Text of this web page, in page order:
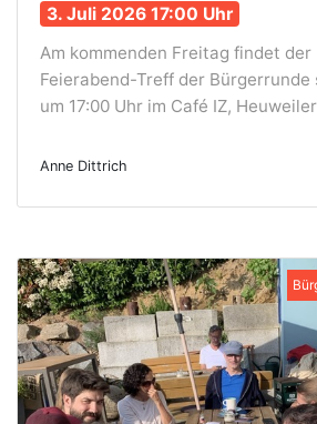
3. Juli 2026 17:00 Uhr
Am kommenden Freitag findet
Feierabend-Treff der Bürgerrunde
um 17:00 Uhr im Café IZ,
Anne Dittrich